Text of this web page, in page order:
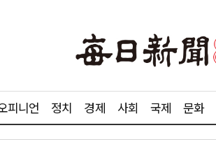
피니언 정치 경제 사회 국제 문화